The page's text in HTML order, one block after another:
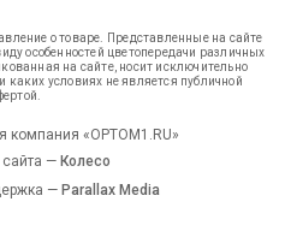
о товаре. Представленные на сайте
особенностей цветопередачи различных
на сайте, носит исключительно
условиях не является публичной
«OPTOM1.RU»
сайта — Колесо
— Parallax Media